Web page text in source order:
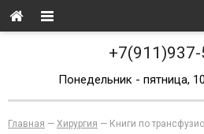
Понедельник - пятница,
Главная — Хирургия — Книги по